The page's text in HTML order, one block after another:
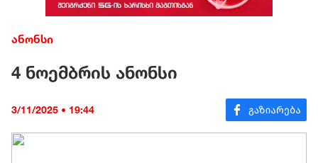
ანონსი
4 ნოემბრის ანონსი
3/11/2025 • 19:44